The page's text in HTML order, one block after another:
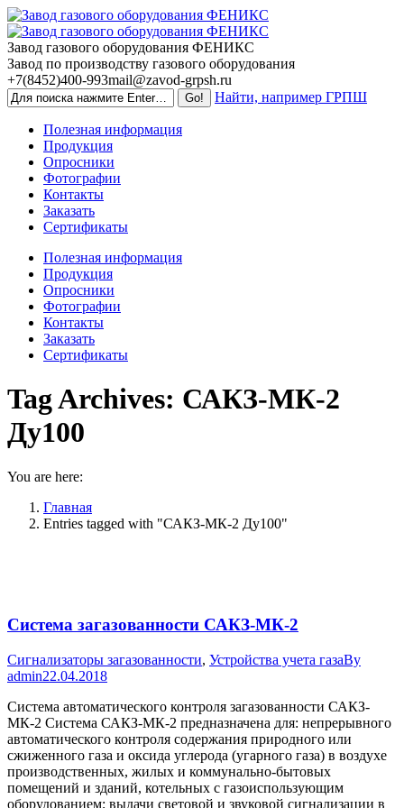
Skip
to
content
Завод газового оборудования ФЕНИКС
Завод по производству газового оборудования
+7(8452)400-993mail@zavod-grpsh.ru
Найти, например ГРПШ
Полезная информация
Продукция
Опросники
Фотографии
Контакты
Заказать
Сертификаты
Полезная информация
Продукция
Опросники
Фотографии
Контакты
Заказать
Сертификаты
Tag Archives: САКЗ-МК-2
Ду100
You are here:
Главная
Entries tagged with "САКЗ-МК-2 Ду100"
Система загазованности САКЗ-МК-2
Сигнализаторы загазованности, Устройства учета газаBy
admin22.04.2018
Система автоматического контроля загазованности САКЗ-
МК-2 Система САКЗ-МК-2 предназначена для: непрерывного
автоматического контроля содержания природного или
сжиженного газа и оксида углерода (угарного газа) в воздухе
производственных, жилых и коммунально-бытовых
помещений и зданий, котельных с газоиспользующим
оборудованием; выдачи световой и звуковой сигнализации в